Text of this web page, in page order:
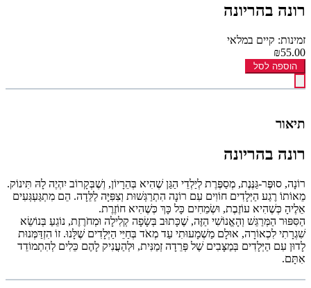
רונה בהריונה
זמינות: קיים במלאי
₪55.00
הוספה לסל
תיאור
רונה בהריונה
רוֹנָה, סוּפֶּר-גַּנֶּנֶת, מְסַפֶּרֶת לְיַלְדֵי הַגַּן שֶׁהִיא בְּהֵרָיוֹן, וְשֶׁבְּקָרוֹב יִהְיֶה לָהּ תִּינוֹק.
מֵאוֹתוֹ רֶגַע הַיְּלָדִים חוֹוִים עִם רוֹנָה הִתְרַגְּשׁוּת וְצִפִּיָּה לַלֵּדָה. הֵם מִתְגַּעְגְּעִים
אֵלֶיהָ כְּשֶׁהִיא עוֹזֶבֶת, וּשְׂמֵחִים כָּל כָּךְ כְּשֶׁהִיא חוֹזֶרֶת.
הַסִּפּוּר הַמְּרַגֵּשׁ וְהָאֱנוֹשִׁי הַזֶּה, שֶׁכָּתוּב בְּשָׂפָה קְלִילָה וּמְחֹרֶזֶת, נוֹגֵעַ בְּנוֹשֵׂא
שִׁגְרָתִי לִכְאוֹרָה, אוּלָם מַשְׁמָעוּתִי עַד מְאֹד בְּחַיֵּי הַיְּלָדִים שֶׁלָּנוּ. זוֹ הִזְדַּמְּנוּת
לָדוּן עִם הַיְּלָדִים בְּמַצָּבִים שֶׁל פְּרֵדָה זְמַנִּית, וּלְהַעֲנִיק לָהֶם כֵּלִים לְהִתְמוֹדֵד
אִתָּם.